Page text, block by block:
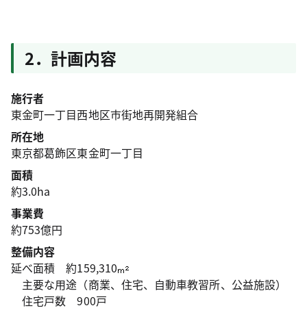
2．計画内容
施行者
東金町一丁目西地区市街地再開発組合
所在地
東京都葛飾区東金町一丁目
面積
約3.0ha
事業費
約753億円
整備内容
延べ面積 約159,310
主要な用途（商業、住宅、自動車教習所、公益施設）
住宅戸数 900戸